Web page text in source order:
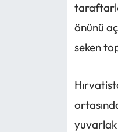
önünü
seken
yuvarlak